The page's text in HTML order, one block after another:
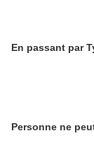
En passant par
Personne ne